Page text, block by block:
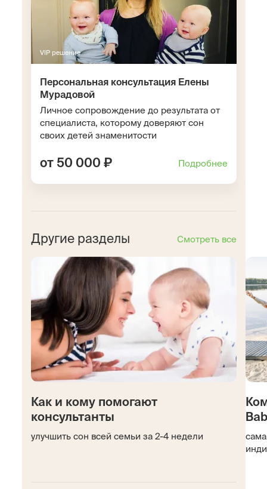
VIP решение
Персональная консультация Елены
Мурадовой
Личное сопровождение до результата от
специалиста, которому доверяют сон
своих детей знаменитости
от 50 000 ₽ Подробнее
Другие разделы Смотреть все
Как и кому помогают
консультанты
улучшить сон всей семьи за 2-4 недели